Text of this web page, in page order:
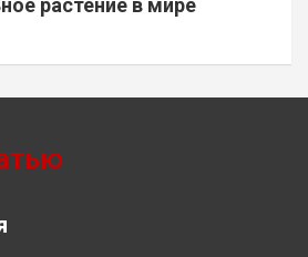
растение в мире